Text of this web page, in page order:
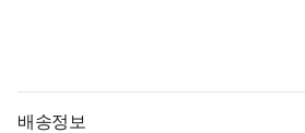
배송정보